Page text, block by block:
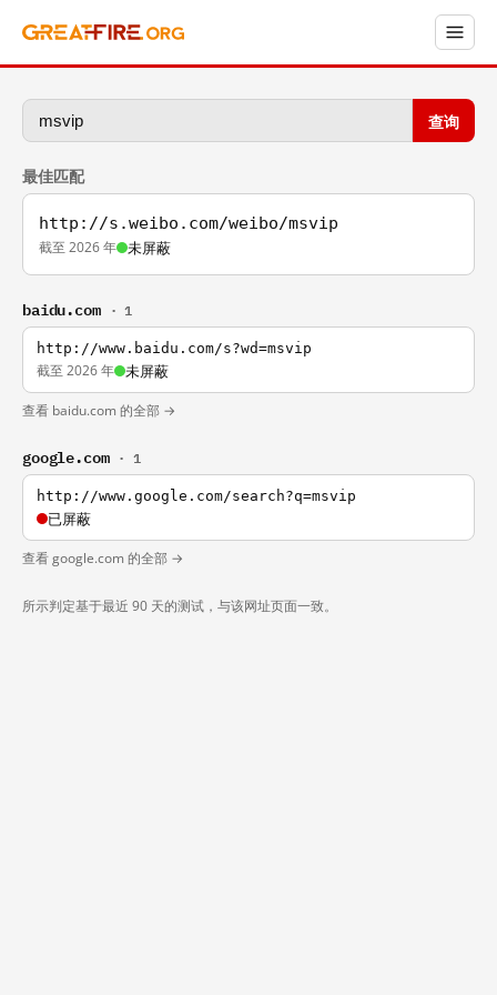
查询
最佳匹配
http://s.weibo.com/weibo/msvip
截至 2026 年 未屏蔽
baidu.com · 1
http://www.baidu.com/s?wd=msvip
截至 2026 年 未屏蔽
查看 baidu.com 的全部 →
google.com · 1
http://www.google.com/search?q=msvip
已屏蔽
查看 google.com 的全部 →
所示判定基于最近 90 天的测试，与该网址页面一致。